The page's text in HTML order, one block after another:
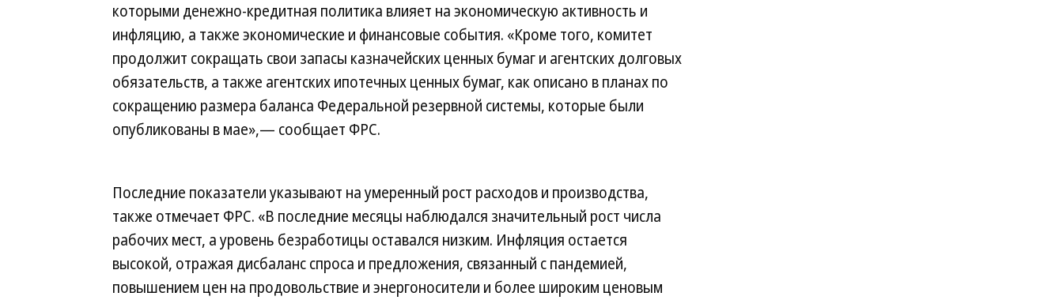
которыми денежно-кредитная политика влияет на экономическую активность и
инфляцию, а также экономические и финансовые события. «Кроме того, комитет
продолжит сокращать свои запасы казначейских ценных бумаг и агентских долговых
обязательств, а также агентских ипотечных ценных бумаг, как описано в планах по
сокращению размера баланса Федеральной резервной системы, которые были
опубликованы в мае»,— сообщает ФРС.
Последние показатели указывают на умеренный рост расходов и производства,
также отмечает ФРС. «В последние месяцы наблюдался значительный рост числа
рабочих мест, а уровень безработицы оставался низким. Инфляция остается
высокой, отражая дисбаланс спроса и предложения, связанный с пандемией,
повышением цен на продовольствие и энергоносители и более широким ценовым